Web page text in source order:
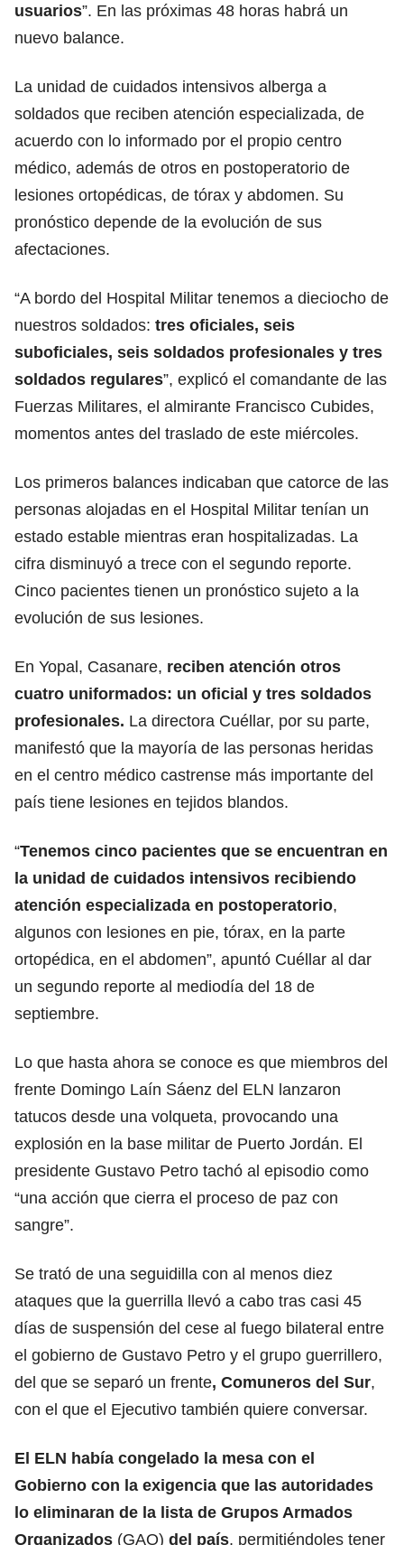
usuarios”. En las próximas 48 horas habrá un
nuevo balance.
La unidad de cuidados intensivos alberga a
soldados que reciben atención especializada, de
acuerdo con lo informado por el propio centro
médico, además de otros en postoperatorio de
lesiones ortopédicas, de tórax y abdomen. Su
pronóstico depende de la evolución de sus
afectaciones.
“A bordo del Hospital Militar tenemos a dieciocho de
nuestros soldados: tres oficiales, seis
suboficiales, seis soldados profesionales y tres
soldados regulares”, explicó el comandante de las
Fuerzas Militares, el almirante Francisco Cubides,
momentos antes del traslado de este miércoles.
Los primeros balances indicaban que catorce de las
personas alojadas en el Hospital Militar tenían un
estado estable mientras eran hospitalizadas. La
cifra disminuyó a trece con el segundo reporte.
Cinco pacientes tienen un pronóstico sujeto a la
evolución de sus lesiones.
En Yopal, Casanare, reciben atención otros
cuatro uniformados: un oficial y tres soldados
profesionales. La directora Cuéllar, por su parte,
manifestó que la mayoría de las personas heridas
en el centro médico castrense más importante del
país tiene lesiones en tejidos blandos.
“Tenemos cinco pacientes que se encuentran en
la unidad de cuidados intensivos recibiendo
atención especializada en postoperatorio,
algunos con lesiones en pie, tórax, en la parte
ortopédica, en el abdomen”, apuntó Cuéllar al dar
un segundo reporte al mediodía del 18 de
septiembre.
Lo que hasta ahora se conoce es que miembros del
frente Domingo Laín Sáenz del ELN lanzaron
tatucos desde una volqueta, provocando una
explosión en la base militar de Puerto Jordán. El
presidente Gustavo Petro tachó al episodio como
“una acción que cierra el proceso de paz con
sangre”.
Se trató de una seguidilla con al menos diez
ataques que la guerrilla llevó a cabo tras casi 45
días de suspensión del cese al fuego bilateral entre
el gobierno de Gustavo Petro y el grupo guerrillero,
del que se separó un frente, Comuneros del Sur,
con el que el Ejecutivo también quiere conversar.
El ELN había congelado la mesa con el
Gobierno con la exigencia que las autoridades
lo eliminaran de la lista de Grupos Armados
Organizados (GAO) del país, permitiéndoles tener